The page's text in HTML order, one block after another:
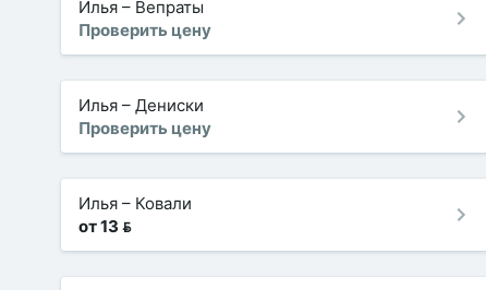
Илья – Вепраты
Проверить цену
Илья – Дениски
Проверить цену
Илья – Ковали
от 13 